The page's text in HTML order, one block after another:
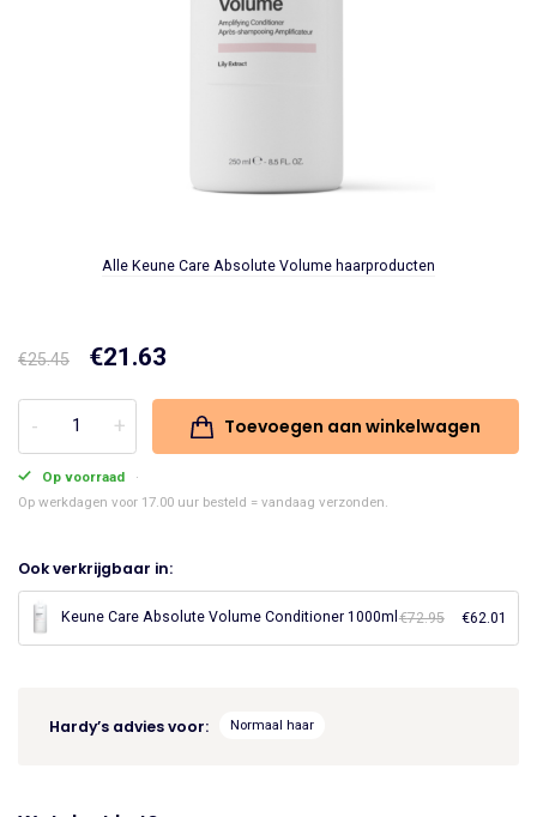
Alle Keune Care Absolute Volume haarproducten
€25.45
Oorspronkelijke
prijs
was:
€25.45.
€21.63
prijs
is:
€21.63.
Care
Absolute
aantal
Toevoegen aan winkelwagen
Op voorraad
Op werkdagen voor 17.00 uur besteld = vandaag verzonden.
Ook verkrijgbaar in:
Keune Care Absolute Volume Conditioner 1000ml €72.95
prijs
€62.01
prijs
Hardy’s advies voor: Normaal haar